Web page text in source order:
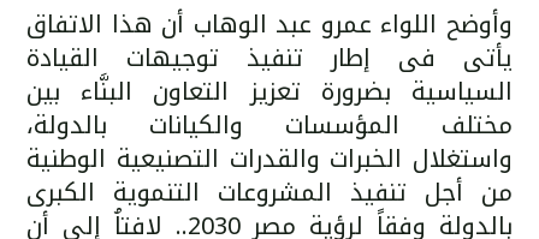
وأوضح اللواء عمرو عبد الوهاب أن هذا الاتفاق
يأتى فى إطار تنفيذ توجيهات القيادة
السياسية بضرورة تعزيز التعاون البنَّاء بين
مختلف المؤسسات والكيانات بالدولة،
واستغلال الخبرات والقدرات التصنيعية الوطنية
من أجل تنفيذ المشروعات التنموية الكبرى
بالدولة وفقاً لرؤية مصر 2030.. لافتاُ إلى أن